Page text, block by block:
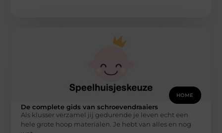
HOME
De complete gids van schroevendraaiers
Als klusser verzamel jij gedurende je leven echt een
hele grote hoop materialen. Je hebt van alles en nog